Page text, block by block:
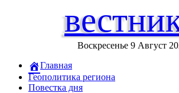
Воскресенье 9 Август
Главная
Геополитика региона
Повестка дня